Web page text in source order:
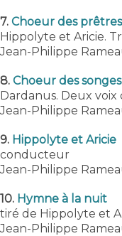
7. Choeur des
Hippolyte et Aricie.
Jean-Philippe
8. Choeur des songes
Dardanus. Deux voix
Jean-Philippe
9. Hippolyte et Aricie
conducteur
Jean-Philippe
10. Hymne à la nuit
tiré de Hippolyte et
Jean-Philippe